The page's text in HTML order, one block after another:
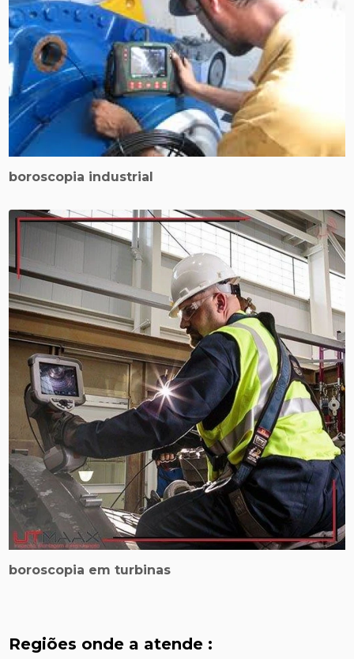
boroscopia industrial
boroscopia em turbinas
Regiões onde a atende :